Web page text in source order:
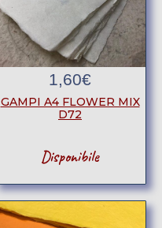
1,60€
GAMPI A4 FLOWER MIX
D72
Disponibile